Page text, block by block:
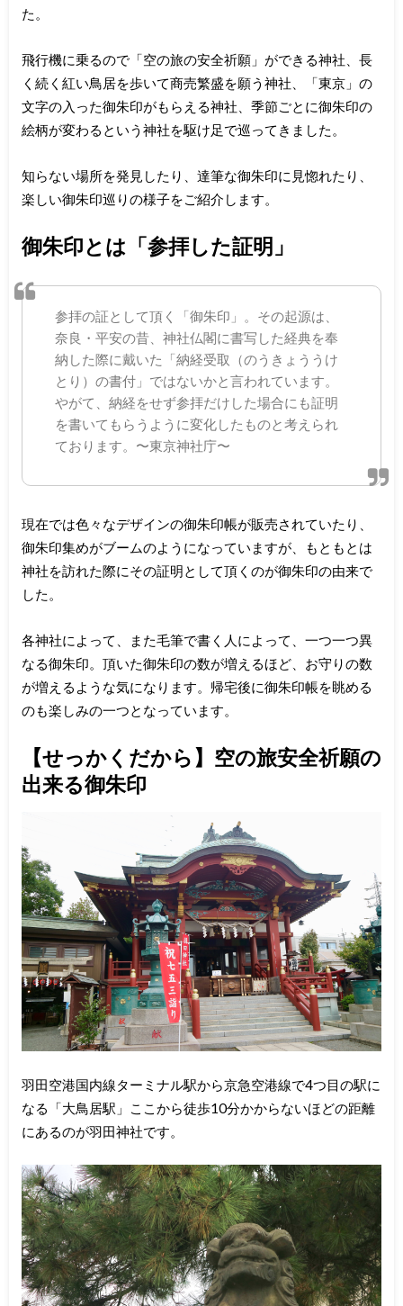
た。
飛行機に乗るので「空の旅の安全祈願」ができる神社、長
く続く紅い鳥居を歩いて商売繁盛を願う神社、「東京」の
文字の入った御朱印がもらえる神社、季節ごとに御朱印の
絵柄が変わるという神社を駆け足で巡ってきました。
知らない場所を発見したり、達筆な御朱印に見惚れたり、
楽しい御朱印巡りの様子をご紹介します。
御朱印とは「参拝した証明」
参拝の証として頂く「御朱印」。その起源は、
奈良・平安の昔、神社仏閣に書写した経典を奉
納した際に戴いた「納経受取（のうきょううけ
とり）の書付」ではないかと言われています。
やがて、納経をせず参拝だけした場合にも証明
を書いてもらうように変化したものと考えられ
ております。〜東京神社庁〜
現在では色々なデザインの御朱印帳が販売されていたり、
御朱印集めがブームのようになっていますが、もともとは
神社を訪れた際にその証明として頂くのが御朱印の由来で
した。
各神社によって、また毛筆で書く人によって、一つ一つ異
なる御朱印。頂いた御朱印の数が増えるほど、お守りの数
が増えるような気になります。帰宅後に御朱印帳を眺める
のも楽しみの一つとなっています。
【せっかくだから】空の旅安全祈願の
出来る御朱印
羽田空港国内線ターミナル駅から京急空港線で4つ目の駅に
なる「大鳥居駅」ここから徒歩10分かからないほどの距離
にあるのが羽田神社です。